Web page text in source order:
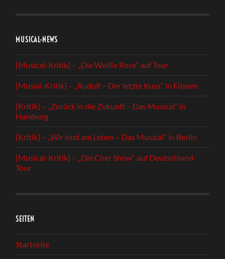
MUSICAL-NEWS
[Musical-Kritik] – „Die Weiße Rose“ auf Tour
[Musial-Kritik] – „Rudolf – Der letzte Kuss“ in Füssen
[Kritik] – „Zurück in die Zukunft – Das Musical“ in
Hamburg
[Kritik] – „Wir sind am Leben – Das Musical“ in Berlin
[Musical-Kritik] – „Die Cher Show“ auf Deutschland-
Tour
SEITEN
Startseite